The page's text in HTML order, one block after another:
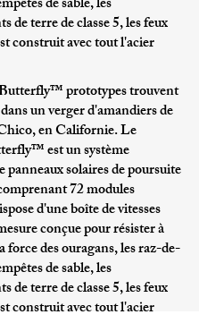
de terre de classe 5, les feux
construit avec tout l'acier
prototypes trouvent
un verger d'amandiers de
en Californie. Le
est un système
panneaux solaires de poursuite
72 modules
d'une boîte de vitesses
conçue pour résister à
force des ouragans, les raz-de-
de sable, les
de terre de classe 5, les feux
construit avec tout l'acier